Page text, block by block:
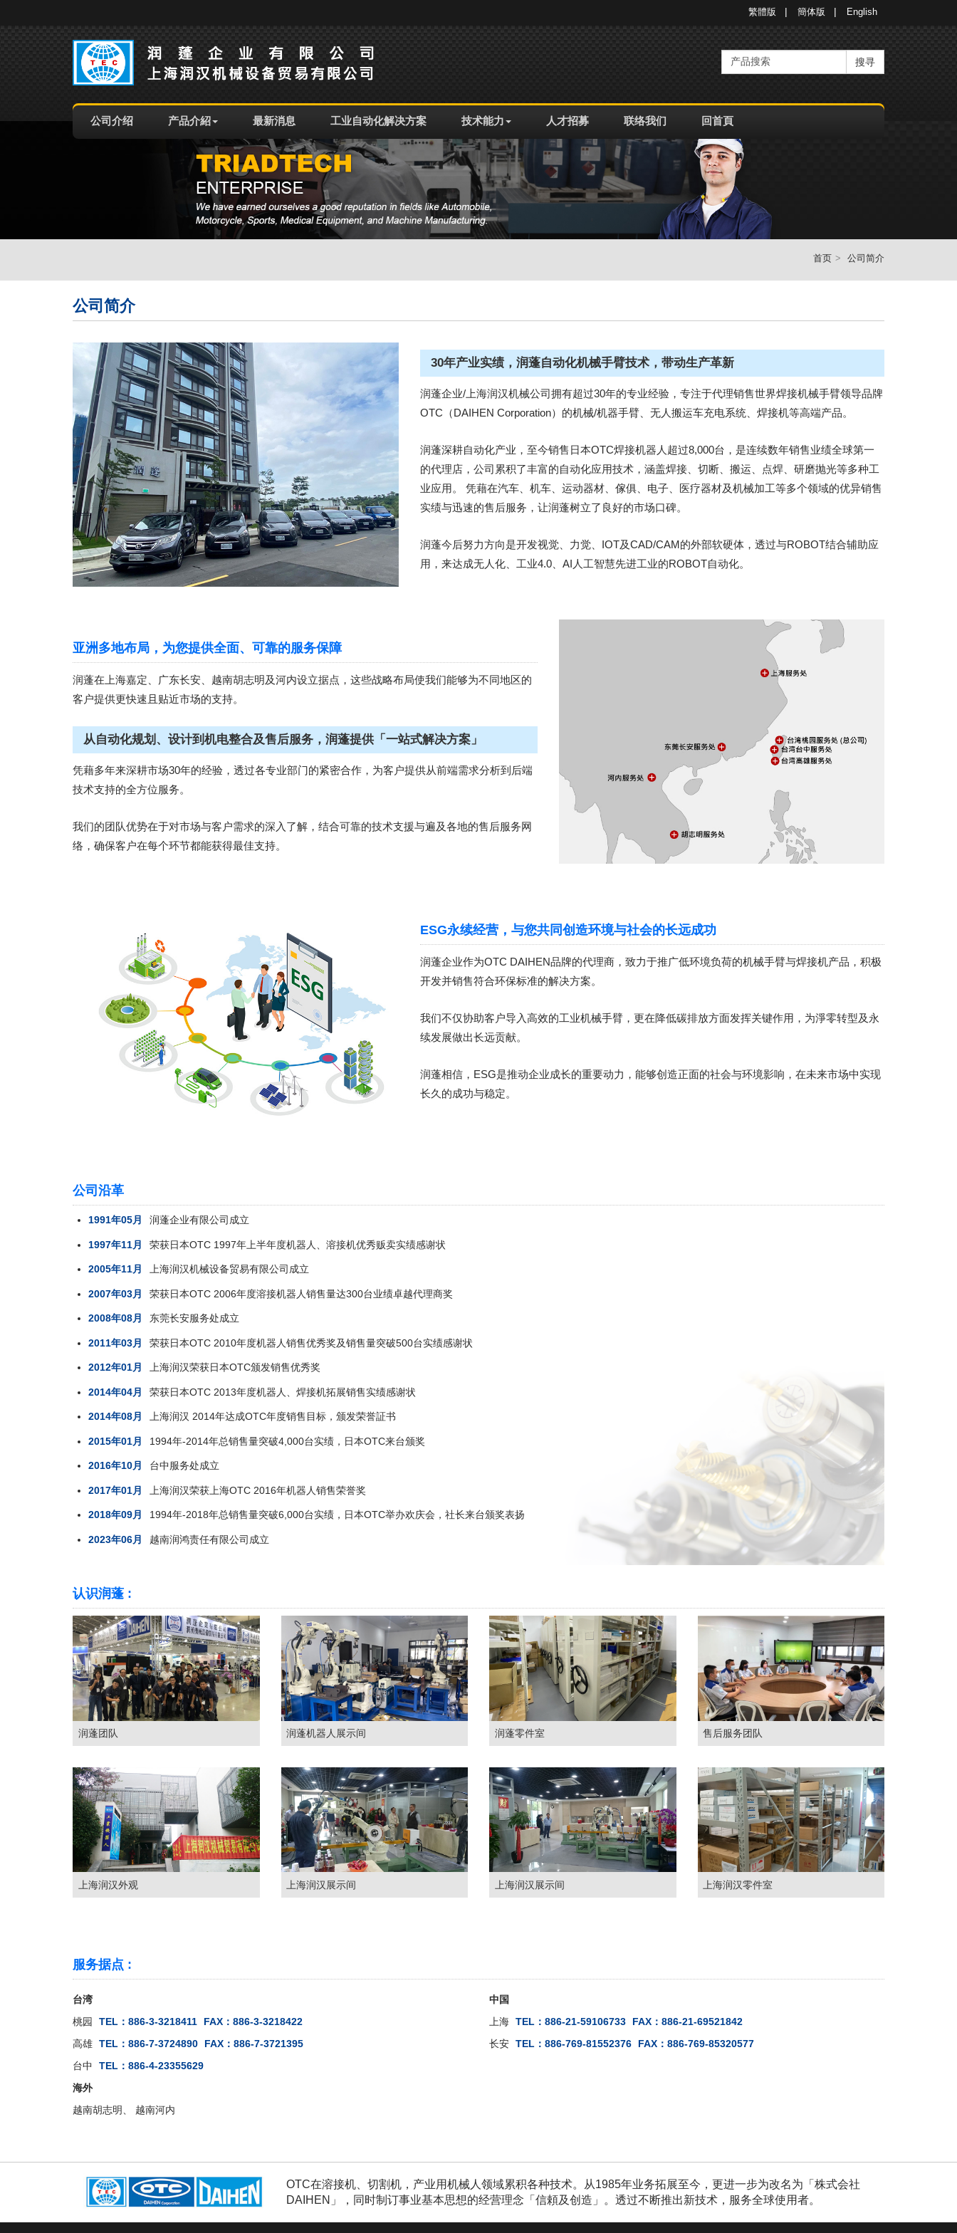
繁體版 簡体版 English
搜寻
公司介绍 产品介紹 最新消息 工业自动化解决方案 技术能力 人才招募 联络我们 回首頁
首页 公司简介
公司简介
30年产业实绩，润蓬自动化机械手臂技术，带动生产革新
润蓬企业/上海润汉机械公司拥有超过30年的专业经验，专注于代理销售世界焊接机械手臂领导品牌
OTC（DAIHEN Corporation）的机械/机器手臂、无人搬运车充电系统、焊接机等高端产品。
润蓬深耕自动化产业，至今销售日本OTC焊接机器人超过8,000台，是连续数年销售业绩全球第一
的代理店，公司累积了丰富的自动化应用技术，涵盖焊接、切断、搬运、点焊、研磨抛光等多种工
业应用。 凭藉在汽车、机车、运动器材、傢俱、电子、医疗器材及机械加工等多个领域的优异销售
实绩与迅速的售后服务，让润蓬树立了良好的市场口碑。
润蓬今后努力方向是开发视觉、力觉、IOT及CAD/CAM的外部软硬体，透过与ROBOT结合辅助应
用，来达成无人化、工业4.0、AI人工智慧先进工业的ROBOT自动化。
亚洲多地布局，为您提供全面、可靠的服务保障
润蓬在上海嘉定、广东长安、越南胡志明及河内设立据点，这些战略布局使我们能够为不同地区的
客户提供更快速且贴近市场的支持。
从自动化规划、设计到机电整合及售后服务，润蓬提供「一站式解决方案」
凭藉多年来深耕市场30年的经验，透过各专业部门的紧密合作，为客户提供从前端需求分析到后端
技术支持的全方位服务。
我们的团队优势在于对市场与客户需求的深入了解，结合可靠的技术支援与遍及各地的售后服务网
络，确保客户在每个环节都能获得最佳支持。
ESG永续经营，与您共同创造环境与社会的长远成功
润蓬企业作为OTC DAIHEN品牌的代理商，致力于推广低环境负荷的机械手臂与焊接机产品，积极
开发并销售符合环保标准的解决方案。
我们不仅协助客户导入高效的工业机械手臂，更在降低碳排放方面发挥关键作用，为淨零转型及永
续发展做出长远贡献。
润蓬相信，ESG是推动企业成长的重要动力，能够创造正面的社会与环境影响，在未来市场中实现
长久的成功与稳定。
公司沿革
1991年05月 润蓬企业有限公司成立
1997年11月 荣获日本OTC 1997年上半年度机器人、溶接机优秀贩卖实绩感谢状
2005年11月 上海润汉机械设备贸易有限公司成立
2007年03月 荣获日本OTC 2006年度溶接机器人销售量达300台业绩卓越代理商奖
2008年08月 东莞长安服务处成立
2011年03月 荣获日本OTC 2010年度机器人销售优秀奖及销售量突破500台实绩感谢状
2012年01月 上海润汉荣获日本OTC颁发销售优秀奖
2014年04月 荣获日本OTC 2013年度机器人、焊接机拓展销售实绩感谢状
2014年08月 上海润汉 2014年达成OTC年度销售目标，颁发荣誉証书
2015年01月 1994年-2014年总销售量突破4,000台实绩，日本OTC来台颁奖
2016年10月 台中服务处成立
2017年01月 上海润汉荣获上海OTC 2016年机器人销售荣誉奖
2018年09月 1994年-2018年总销售量突破6,000台实绩，日本OTC举办欢庆会，社长来台颁奖表扬
2023年06月 越南润鸿责任有限公司成立
认识润蓬 :
润蓬团队 润蓬机器人展示间 润蓬零件室 售后服务团队
上海润汉外观 上海润汉展示间 上海润汉展示间 上海润汉零件室
服务据点 :
台湾
桃园
TEL：886-3-3218411
FAX：886-3-3218422
高雄 TEL：886-7-3724890
FAX：886-7-3721395
台中
TEL：886-4-23355629
海外
越南胡志明、 越南河内
中国
上海 TEL：886-21-59106733
FAX：886-21-69521842
长安 TEL：886-769-81552376 FAX：886-769-85320577
OTC在溶接机、切割机，产业用机械人领域累积各种技术。从1985年业务拓展至今，更进一步为改名为「株式会社
DAIHEN」，同时制订事业基本思想的经营理念「信頼及创造」。透过不断推出新技术，服务全球使用者。